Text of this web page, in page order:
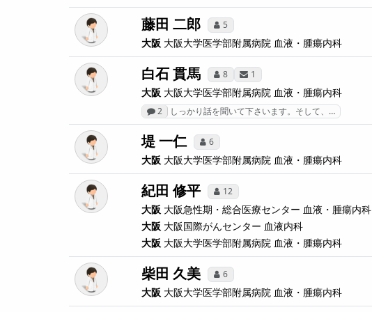
藤田 二郎 5
大阪 大阪大学医学部附属病院 血液・腫瘍内科
白石 貫馬 8 1
大阪 大阪大学医学部附属病院 血液・腫瘍内科
2 しっかり話を聞いて下さいます。そして、…
堤 一仁 6
大阪 大阪大学医学部附属病院 血液・腫瘍内科
紀田 修平 12
大阪 大阪急性期・総合医療センター 血液・腫瘍内科
大阪 大阪国際がんセンター 血液内科
大阪 大阪大学医学部附属病院 血液・腫瘍内科
柴田 久美 6
大阪 大阪大学医学部附属病院 血液・腫瘍内科